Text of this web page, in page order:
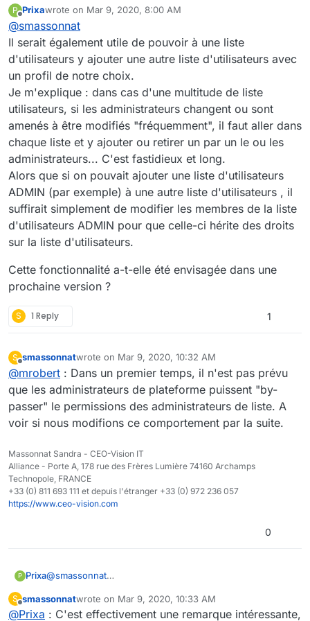
fonctionnalité est prévue pour la version 3.8.
Pour l'aspect fonctionnel :
Il sera impossible de supprimer une liste
d'utilisateur si elle est membre d'au moins un
espace. Il faudra alors la retirer de l'espace en
question avant de pouvoir la supprimer.
Nous avons également une réflexion en interne
sur la nécessité (ou pas) de proposer aux
administrateurs de plateforme la possibilité de
restaurer des listes d'utilisateurs supprimées.
L'objectif serait d'anticiper les éventuelles erreurs,
malgré la mise en place d'une popup de demande
de confirmation.
Cela aura un impact sur la façon dont sera géré le
mécanisme de suppression.
Si tu as un avis/retour du terrain sur le sujet,
n'hésite pas à nous en faire part.
Bonne journée.
P Prixawrote on Mar 9, 2020, 8:00 AM
last edited by
@smassonnat
Il serait également utile de pouvoir à une liste
d'utilisateurs y ajouter une autre liste d'utilisateurs avec
un profil de notre choix.
Je m'explique : dans cas d'une multitude de liste
utilisateurs, si les administrateurs changent ou sont
amenés à être modifiés "fréquemment", il faut aller dans
chaque liste et y ajouter ou retirer un par un le ou les
administrateurs... C'est fastidieux et long.
Alors que si on pouvait ajouter une liste d'utilisateurs
ADMIN (par exemple) à une autre liste d'utilisateurs , il
suffirait simplement de modifier les membres de la liste
d'utilisateurs ADMIN pour que celle-ci hérite des droits
sur la liste d'utilisateurs.
Cette fonctionnalité a-t-elle été envisagée dans une
prochaine version ?
S 1 Reply 1
S
Offline
smassonnatwrote on Mar 9, 2020, 10:32 AM
last edited by
@mrobert : Dans un premier temps, il n'est pas prévu
que les administrateurs de plateforme puissent "by-
passer" le permissions des administrateurs de liste. A
voir si nous modifions ce comportement par la suite.
Massonnat Sandra - CEO-Vision IT
Alliance - Porte A, 178 rue des Frères Lumière 74160 Archamps
Technopole, FRANCE
+33 (0) 811 693 111 et depuis l'étranger +33 (0) 972 236 057
https://www.ceo-vision.com
0
P Prixa@smassonnat
d'utilisateurs y ajouter une autre liste d'utilisateurs avec
un profil de notre choix.
Cette fonctionnalité a-t-elle été envisagée dans une
prochaine version ?
S
Offline
smassonnatwrote on Mar 9, 2020, 10:33 AM
last edited by
@Prixa : C'est effectivement une remarque intéressante,